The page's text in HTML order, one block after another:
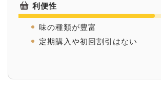
利便性
味の種類が豊富
定期購入や初回割引はない